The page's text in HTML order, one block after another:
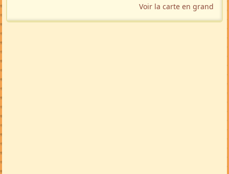
Voir la carte en grand